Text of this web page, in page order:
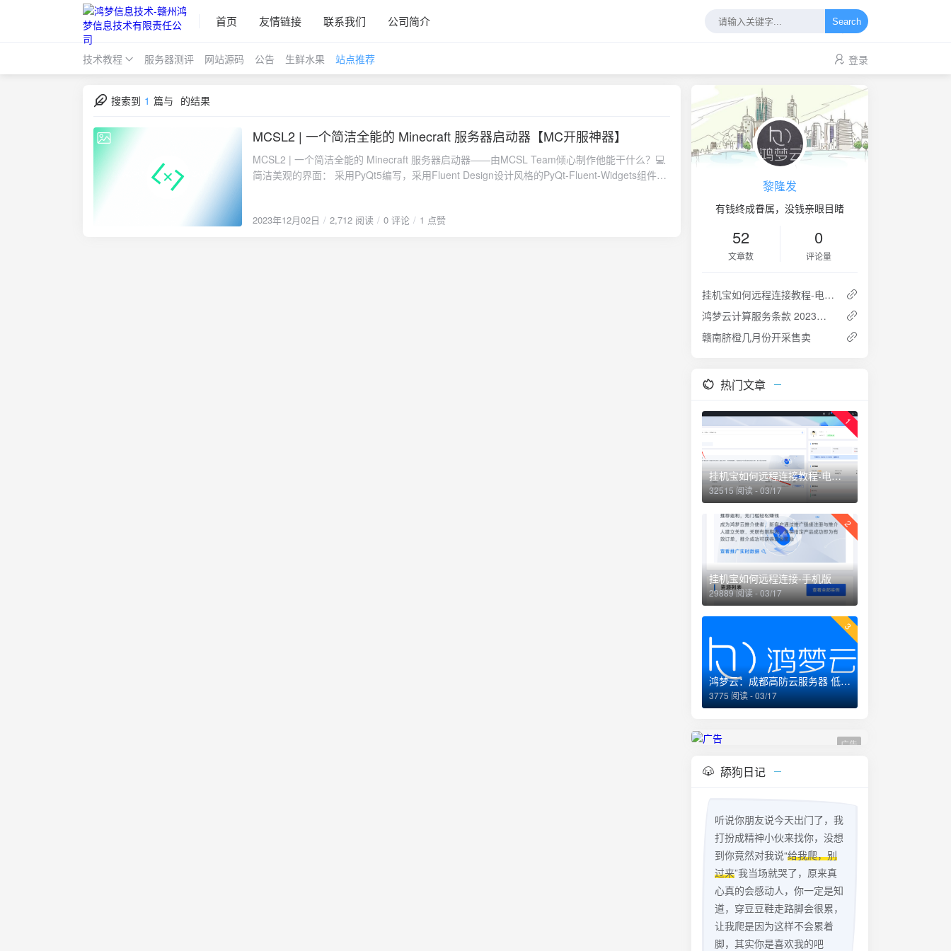
首页 友情链接 联系我们 公司简介 Search
技术教程 服务器测评 网站源码 公告 生鲜水果 站点推荐 登录
搜索到 1 篇与 的结果
2023-12-02
MCSL2 | 一个简洁全能的 Minecraft 服务器启动器【MC开服神器】
MCSL2 | 一个简洁全能的 Minecraft 服务器启动器——由MCSL Team倾心制作他能干什么？💻
简洁美观的界面： 采用PyQt5编写，采用Fluent Design设计风格的PyQt-Fluent-Widgets组件库
服务器✅ 自动查找Java： 自动查找绝大多数Java，无需手动选择。🔧 自研插件系统： 丰富
2023年12月02日 2,712 阅读 0 评论 1 点赞
黎隆发
有钱终成眷属，没钱亲眼目睹
52
文章数
0
评论量
挂机宝如何远程连接教程-电脑版
鸿梦云计算服务条款 2023年5月
赣南脐橙几月份开采售卖
热门文章
1
挂机宝如何远程连接教程-电脑版
32515 阅读 - 03/17
2
挂机宝如何远程连接-手机版
29889 阅读 - 03/17
3
鸿梦云：成都高防云服务器 低至99元/月 企业经营
3775 阅读 - 03/17
广告
舔狗日记
听说你朋友说今天出门了，我
打扮成精神小伙来找你，没想
到你竟然对我说“给我爬，别
过来”我当场就哭了，原来真
心真的会感动人，你一定是知
道，穿豆豆鞋走路脚会很累，
让我爬是因为这样不会累着
脚，其实你是喜欢我的吧